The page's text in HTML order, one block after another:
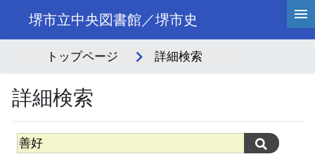
堺市立中央図書館／堺市史
トップページ 詳細検索
詳細検索